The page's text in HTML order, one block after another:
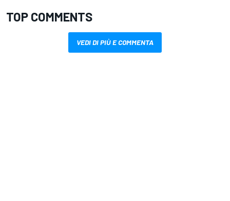
TOP COMMENTS
VEDI DI PIÙ E COMMENTA